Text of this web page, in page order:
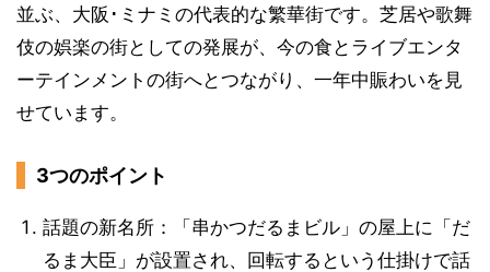
並ぶ、大阪･ミナミの代表的な繁華街です。芝居や歌舞
伎の娯楽の街としての発展が、今の食とライブエンタ
ーテインメントの街へとつながり、一年中賑わいを見
せています。
3つのポイント
話題の新名所：「串かつだるまビル」の屋上に「だ
るま大臣」が設置され、回転するという仕掛けで話